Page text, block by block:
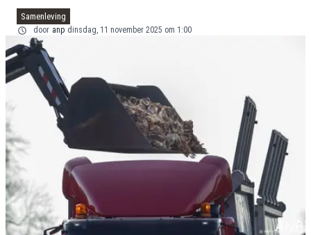
Samenleving
door anp dinsdag, 11 november 2025 om 1:00